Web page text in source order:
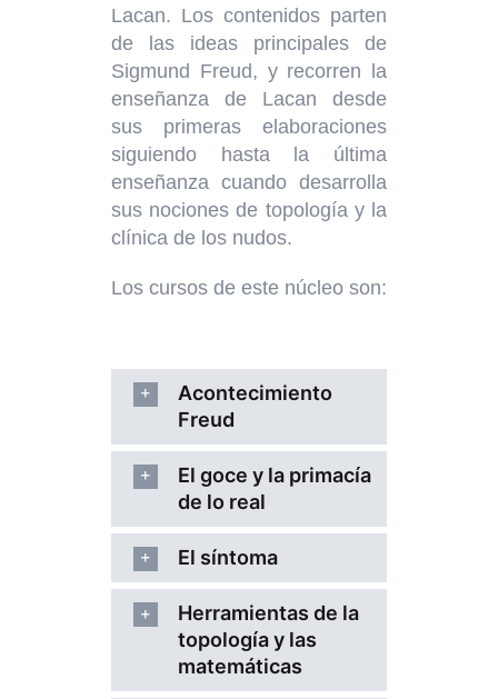
Lacan. Los contenidos parten
de las ideas principales de
Sigmund Freud, y recorren la
enseñanza de Lacan desde
sus primeras elaboraciones
siguiendo hasta la última
enseñanza cuando desarrolla
sus nociones de topología y la
clínica de los nudos.
Los cursos de este núcleo son:
Acontecimiento
Freud
El goce y la primacía
de lo real
El síntoma
Herramientas de la
topología y las
matemáticas